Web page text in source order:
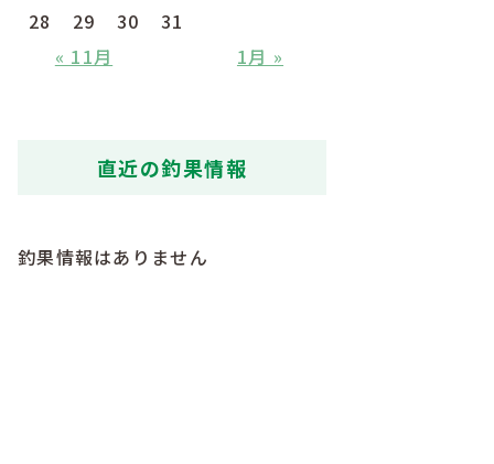
« 11月 1月 »
28
29 30 31
直近の釣果情報
釣果情報はありません